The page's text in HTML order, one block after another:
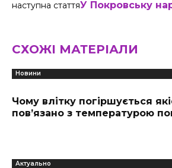
наступна статтяУ Покровську
СХОЖІ МАТЕРІАЛИ
Новини
Чому влітку погіршується
пов’язано з температурою
Актуально